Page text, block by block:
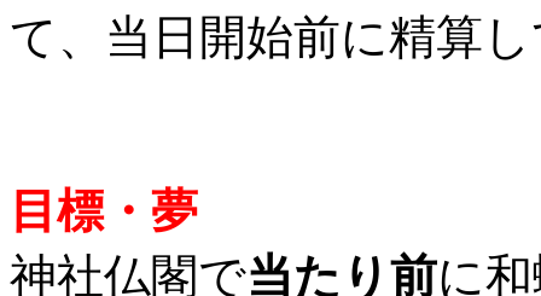
て、当日開始前に精算
目標・夢
神社仏閣で当たり前に